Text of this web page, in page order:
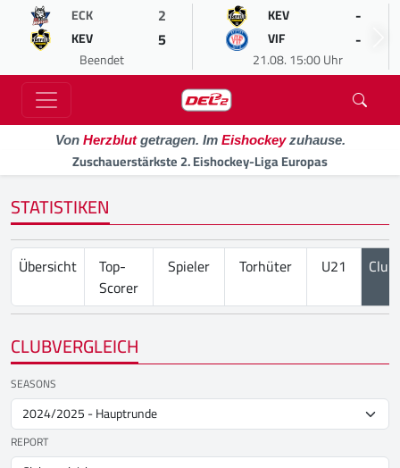
ECK 2
KEV 5
Beendet
KEV -
VIF -
21.08. 15:00 Uhr
Von Herzblutgetragen. Im Eishockeyzuhause.
Zuschauerstärkste 2. Eishockey-Liga Europas
STATISTIKEN
Übersicht
Top-
Scorer
Spieler Torhüter U21
CLUBVERGLEICH
SEASONS
REPORT